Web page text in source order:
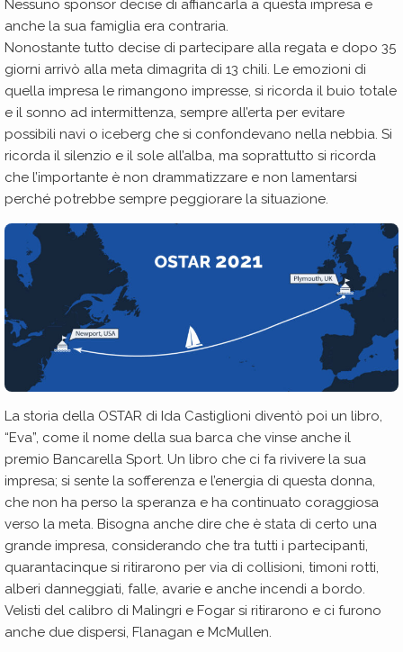
Nessuno sponsor decise di affiancarla a questa impresa e
anche la sua famiglia era contraria.
Nonostante tutto decise di partecipare alla regata e dopo 35
giorni arrivò alla meta dimagrita di 13 chili. Le emozioni di
quella impresa le rimangono impresse, si ricorda il buio totale
e il sonno ad intermittenza, sempre all’erta per evitare
possibili navi o iceberg che si confondevano nella nebbia. Si
ricorda il silenzio e il sole all’alba, ma soprattutto si ricorda
che l’importante è non drammatizzare e non lamentarsi
perché potrebbe sempre peggiorare la situazione.
La storia della OSTAR di Ida Castiglioni diventò poi un libro,
“Eva”, come il nome della sua barca che vinse anche il
premio Bancarella Sport. Un libro che ci fa rivivere la sua
impresa; si sente la sofferenza e l’energia di questa donna,
che non ha perso la speranza e ha continuato coraggiosa
verso la meta. Bisogna anche dire che è stata di certo una
grande impresa, considerando che tra tutti i partecipanti,
quarantacinque si ritirarono per via di collisioni, timoni rotti,
alberi danneggiati, falle, avarie e anche incendi a bordo.
Velisti del calibro di Malingri e Fogar si ritirarono e ci furono
anche due dispersi, Flanagan e McMullen.